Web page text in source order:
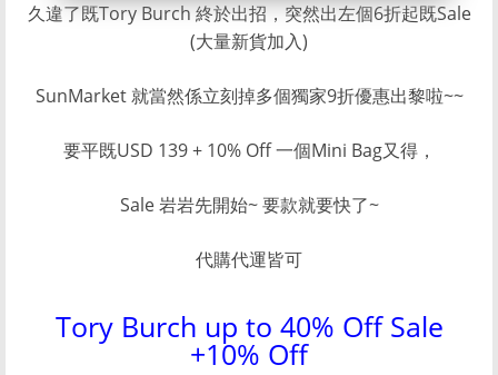
久違了既Tory Burch 終於出招，突然出左個6折起既Sale
(大量新貨加入)
SunMarket 就當然係立刻掉多個獨家9折優惠出黎啦~~
要平既USD 139 + 10% Off 一個Mini Bag又得，
Sale 岩岩先開始~ 要款就要快了~
代購代運皆可
Tory Burch up to 40% Off Sale
+10% Off